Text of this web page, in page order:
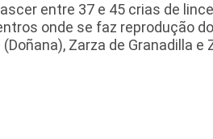
entre 37 e 45 crias de
onde se faz reprodução
Zarza de Granadilla e